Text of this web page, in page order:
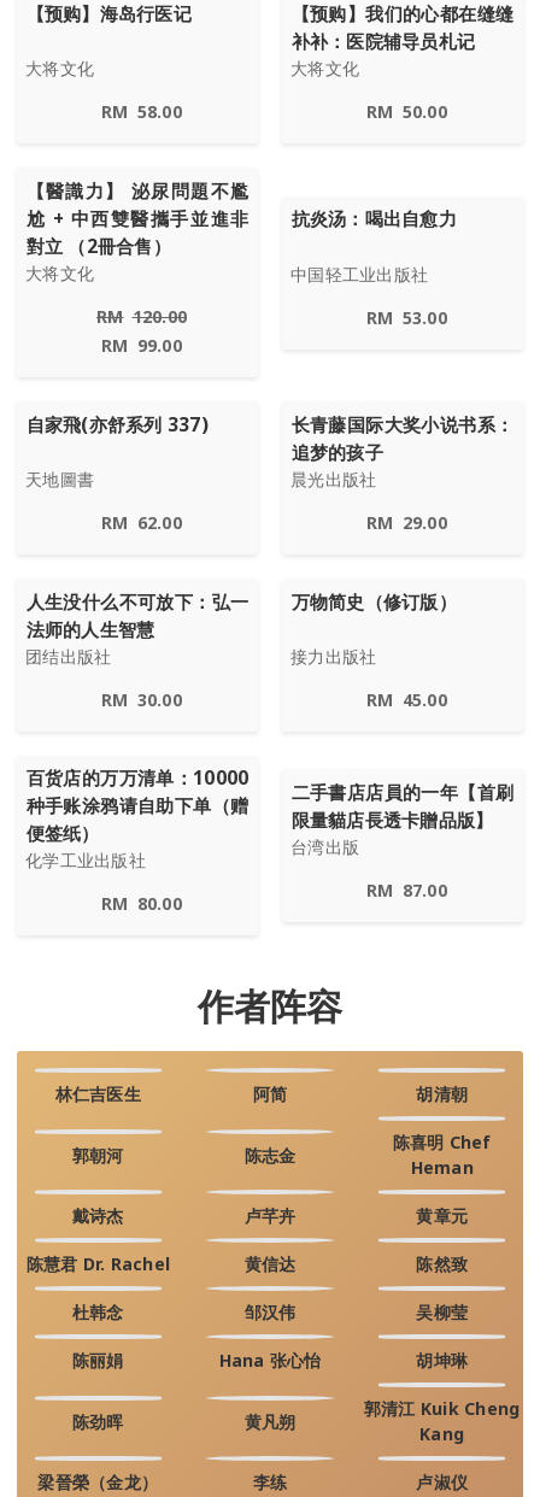
【预购】海岛行医记
大将文化
RM 58.00
【预购】我们的心都在缝缝
补补：医院辅导员札记
大将文化
RM 50.00
【醫識力】 泌尿問題不尷
尬 + 中西雙醫攜手並進非
對立 （2冊合售）
大将文化
RM 120.00
RM 99.00
抗炎汤：喝出自愈力
中国轻工业出版社
RM 53.00
自家飛(亦舒系列 337)
天地圖書
RM 62.00
长青藤国际大奖小说书系：
追梦的孩子
晨光出版社
RM 29.00
人生没什么不可放下：弘一
法师的人生智慧
团结出版社
RM 30.00
万物简史（修订版）
接力出版社
RM 45.00
百货店的万万清单：10000
种手账涂鸦请自助下单（赠
便签纸）
化学工业出版社
RM 80.00
二手書店店員的一年【首刷
限量貓店長透卡贈品版】
台湾出版
RM 87.00
作者阵容
林仁吉医生 阿简 胡清朝
郭朝河 陈志金
陈喜明 Chef
Heman
戴诗杰 卢芊卉 黄章元
陈慧君 Dr. Rachel 黄信达 陈然致
杜韩念 邹汉伟 吴柳莹
陈丽娟 Hana 张心怡 胡坤琳
陈劲晖 黄凡朔
郭清江 Kuik Cheng
Kang
梁晉榮（金龙） 李练 卢淑仪